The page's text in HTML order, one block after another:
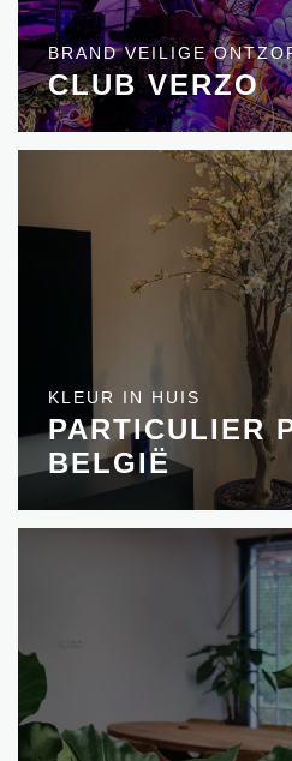
BRAND VEILIGE
CLUB VERZO
KLEUR IN HUIS
PARTICULIER
BELGIË